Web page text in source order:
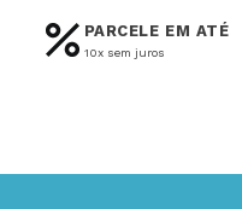
PARCELE EM ATÉ
10x sem juros